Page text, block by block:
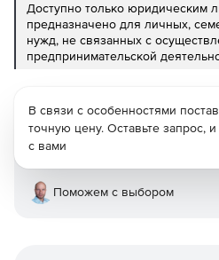
Доступно только юридическим
предназначено для личных,
нужд, не связанных с
предпринимательской
В связи с особенностями
точную цену. Оставьте запрос,
с вами
Поможем с выбором